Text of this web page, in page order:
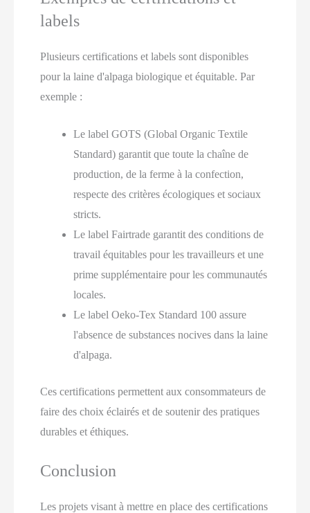
labels
Plusieurs certifications et labels sont disponibles
pour la laine d'alpaga biologique et équitable. Par
exemple :
Le label GOTS (Global Organic Textile
Standard) garantit que toute la chaîne de
production, de la ferme à la confection,
respecte des critères écologiques et sociaux
stricts.
Le label Fairtrade garantit des conditions de
travail équitables pour les travailleurs et une
prime supplémentaire pour les communautés
locales.
Le label Oeko-Tex Standard 100 assure
l'absence de substances nocives dans la laine
d'alpaga.
Ces certifications permettent aux consommateurs de
faire des choix éclairés et de soutenir des pratiques
durables et éthiques.
Conclusion
Les projets visant à mettre en place des certifications